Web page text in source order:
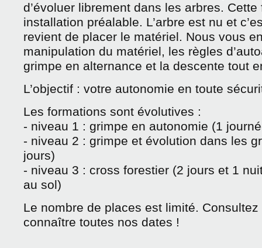
d’évoluer librement dans les arbres.
installation préalable. L’arbre est nu et
revient de placer le matériel. Nous vous
manipulation du matériel, les règles
grimpe en alternance et la descente tout
L’objectif : votre autonomie en toute
Les formations sont évolutives :
- niveau 1 : grimpe en autonomie (1
- niveau 2 : grimpe et évolution dans les
jours)
- niveau 3 : cross forestier (2 jours et 1
au sol)
Le nombre de places est limité.
connaître toutes nos dates !